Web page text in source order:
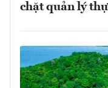
chặt quản lý